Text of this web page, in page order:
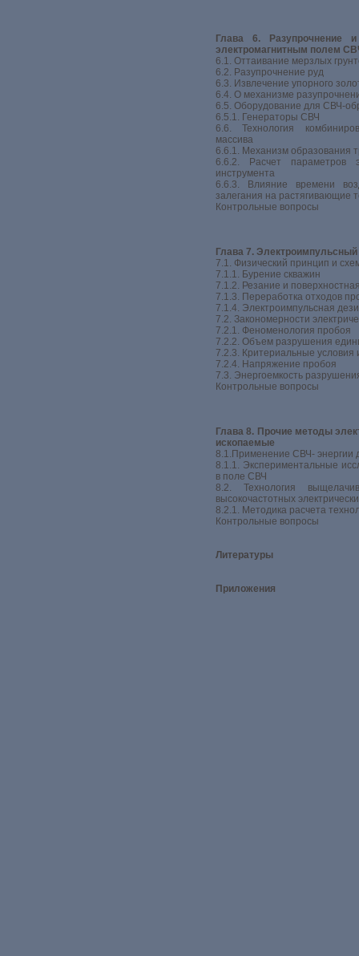
Глава 6.
электромагнитным полем
6.1. Оттаивание мерзлых
6.2. Разупрочнение руд
6.3. Извлечение упорного
6.4. О механизме
6.5. Оборудование для СВЧ-
6.5.1. Генераторы СВЧ
6.6. Технология
массива
6.6.1. Механизм образования
6.6.2. Расчет параметров
инструмента
6.6.3. Влияние времени
залегания на растягивающие
Контрольные вопросы
Глава 7.
7.1. Физический принцип и
7.1.1. Бурение скважин
7.1.2. Резание и
7.1.3. Переработка отходов
7.1.4. Электроимпульсная
7.2. Закономерности
7.2.1. Феноменология пробоя
7.2.2. Объем разрушения
7.2.3. Критериальные условия
7.2.4. Напряжение пробоя
7.3. Энергоемкость
Контрольные вопросы
Глава 8. Прочие методы
ископаемые
8.1.Применение СВЧ- энергии
8.1.1. Экспериментальные
в поле СВЧ
8.2. Технология
высокочастотных
8.2.1. Методика расчета
Контрольные вопросы
Литературы
Приложения